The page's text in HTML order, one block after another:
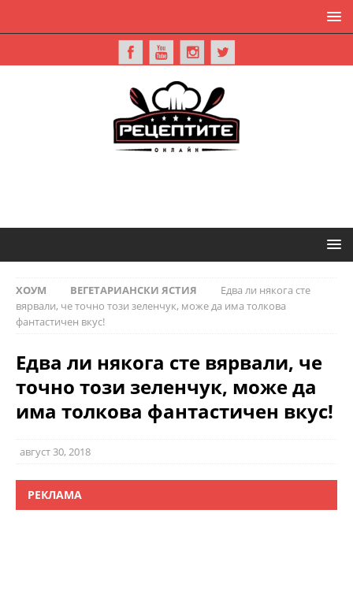
ХОУМ ВЕГЕТАРИАНСКИ ЯСТИЯ
Едва ли някога сте
вярвали, че точно този зеленчук, може да има толкова
фантастичен вкус!
Едва ли някога сте вярвали, че
точно този зеленчук, може да
има толкова фантастичен вкус!
август 30, 2018
РЕКЛАМА